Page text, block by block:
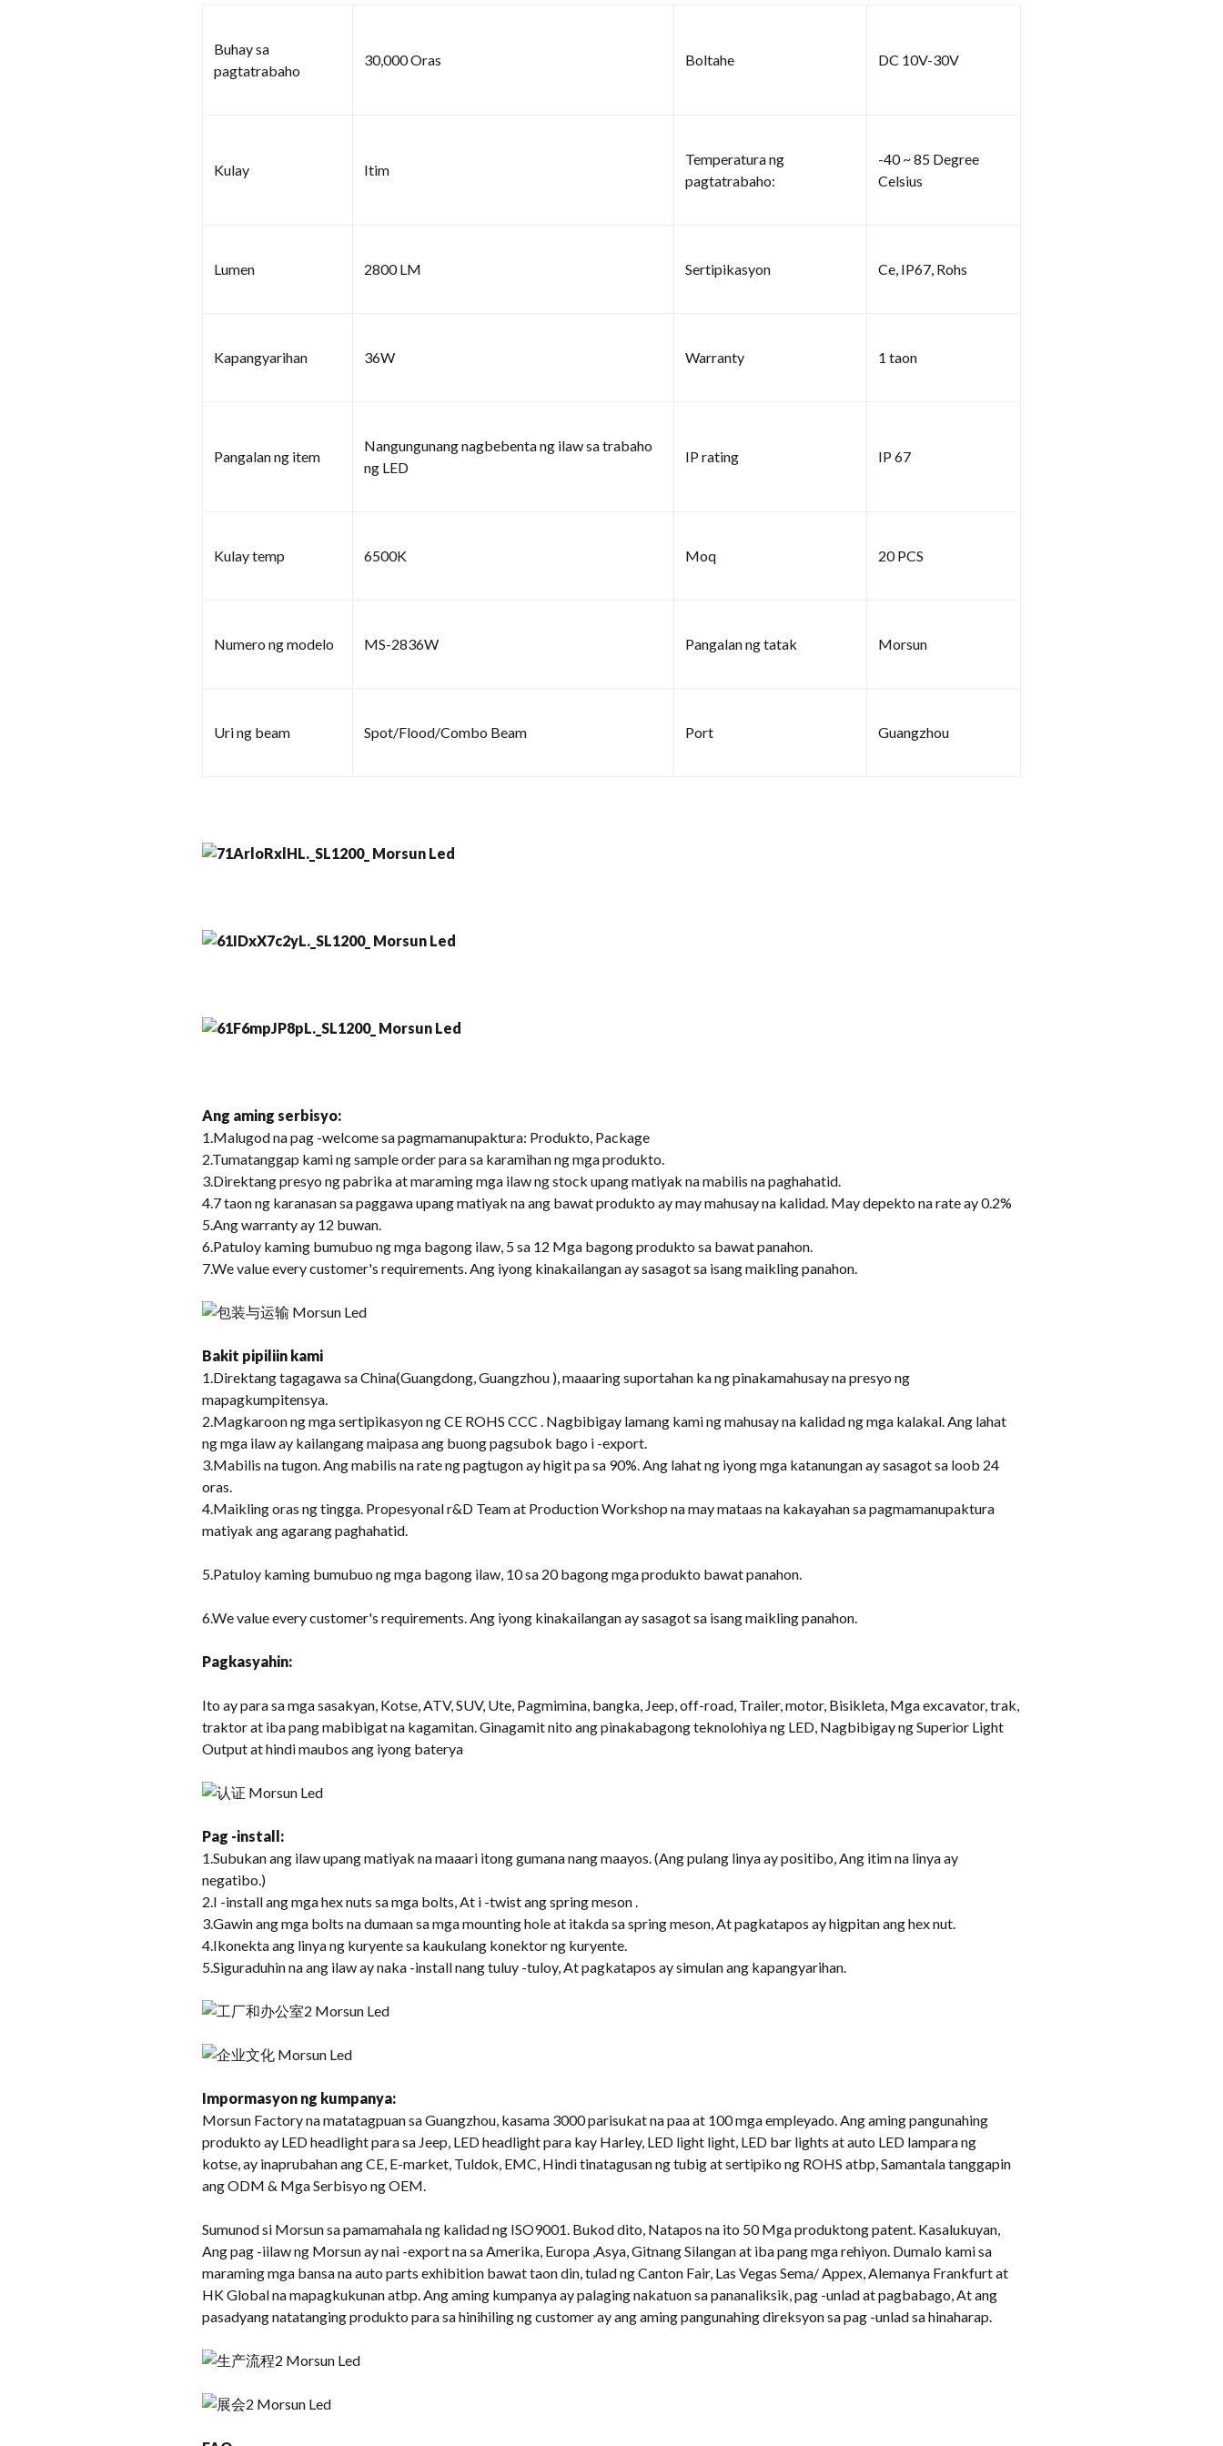
Buhay sa
pagtatrabaho
30,000 Oras Boltahe DC 10V-30V
Kulay Itim
Temperatura ng
pagtatrabaho:
-40 ~ 85 Degree
Celsius
Lumen 2800 LM Sertipikasyon Ce, IP67, Rohs
Kapangyarihan 36W Warranty 1 taon
Pangalan ng item
Nangungunang nagbebenta ng ilaw sa trabaho
ng LED
IP rating IP 67
Kulay temp 6500K Moq 20 PCS
Numero ng modelo MS-2836W Pangalan ng tatak Morsun
Uri ng beam Spot/Flood/Combo Beam Port Guangzhou
Ang aming serbisyo:
1.Malugod na pag -welcome sa pagmamanupaktura: Produkto, Package
2.Tumatanggap kami ng sample order para sa karamihan ng mga produkto.
3.Direktang presyo ng pabrika at maraming mga ilaw ng stock upang matiyak na mabilis na paghahatid.
4.7 taon ng karanasan sa paggawa upang matiyak na ang bawat produkto ay may mahusay na kalidad. May depekto na rate ay 0.2%
5.Ang warranty ay 12 buwan.
6.Patuloy kaming bumubuo ng mga bagong ilaw, 5 sa 12 Mga bagong produkto sa bawat panahon.
7.We value every customer's requirements. Ang iyong kinakailangan ay sasagot sa isang maikling panahon.
Bakit pipiliin kami
1.Direktang tagagawa sa China(Guangdong, Guangzhou ), maaaring suportahan ka ng pinakamahusay na presyo ng
mapagkumpitensya.
2.Magkaroon ng mga sertipikasyon ng CE ROHS CCC . Nagbibigay lamang kami ng mahusay na kalidad ng mga kalakal. Ang lahat
ng mga ilaw ay kailangang maipasa ang buong pagsubok bago i -export.
3.Mabilis na tugon. Ang mabilis na rate ng pagtugon ay higit pa sa 90%. Ang lahat ng iyong mga katanungan ay sasagot sa loob 24
oras.
4.Maikling oras ng tingga. Propesyonal r&D Team at Production Workshop na may mataas na kakayahan sa pagmamanupaktura
matiyak ang agarang paghahatid.
5.Patuloy kaming bumubuo ng mga bagong ilaw, 10 sa 20 bagong mga produkto bawat panahon.
6.We value every customer's requirements. Ang iyong kinakailangan ay sasagot sa isang maikling panahon.
Pagkasyahin:
Ito ay para sa mga sasakyan, Kotse, ATV, SUV, Ute, Pagmimina, bangka, Jeep, off-road, Trailer, motor, Bisikleta, Mga excavator, trak,
traktor at iba pang mabibigat na kagamitan. Ginagamit nito ang pinakabagong teknolohiya ng LED, Nagbibigay ng Superior Light
Output at hindi maubos ang iyong baterya
Pag -install:
1.Subukan ang ilaw upang matiyak na maaari itong gumana nang maayos. (Ang pulang linya ay positibo, Ang itim na linya ay
negatibo.)
2.I -install ang mga hex nuts sa mga bolts, At i -twist ang spring meson .
3.Gawin ang mga bolts na dumaan sa mga mounting hole at itakda sa spring meson, At pagkatapos ay higpitan ang hex nut.
4.Ikonekta ang linya ng kuryente sa kaukulang konektor ng kuryente.
5.Siguraduhin na ang ilaw ay naka -install nang tuluy -tuloy, At pagkatapos ay simulan ang kapangyarihan.
Impormasyon ng kumpanya:
Morsun Factory na matatagpuan sa Guangzhou, kasama 3000 parisukat na paa at 100 mga empleyado. Ang aming pangunahing
produkto ay LED headlight para sa Jeep, LED headlight para kay Harley, LED light light, LED bar lights at auto LED lampara ng
kotse, ay inaprubahan ang CE, E-market, Tuldok, EMC, Hindi tinatagusan ng tubig at sertipiko ng ROHS atbp, Samantala tanggapin
ang ODM & Mga Serbisyo ng OEM.
Sumunod si Morsun sa pamamahala ng kalidad ng ISO9001. Bukod dito, Natapos na ito 50 Mga produktong patent. Kasalukuyan,
Ang pag -iilaw ng Morsun ay nai -export na sa Amerika, Europa ,Asya, Gitnang Silangan at iba pang mga rehiyon. Dumalo kami sa
maraming mga bansa na auto parts exhibition bawat taon din, tulad ng Canton Fair, Las Vegas Sema/ Appex, Alemanya Frankfurt at
HK Global na mapagkukunan atbp. Ang aming kumpanya ay palaging nakatuon sa pananaliksik, pag -unlad at pagbabago, At ang
pasadyang natatanging produkto para sa hinihiling ng customer ay ang aming pangunahing direksyon sa pag -unlad sa hinaharap.